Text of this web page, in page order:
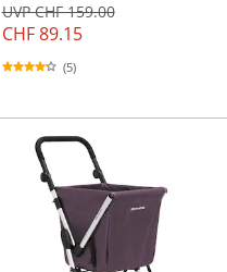
CHF 89.15
UVP CHF 159.00
(5)